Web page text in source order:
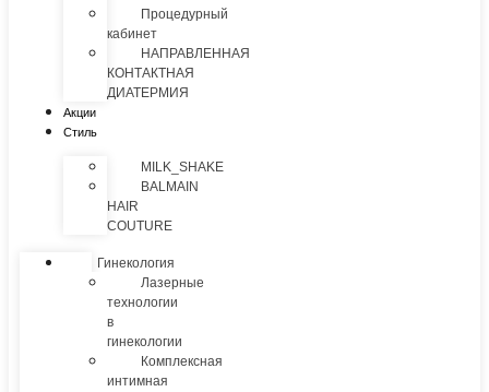
Процедурный
кабинет
НАПРАВЛЕННАЯ
КОНТАКТНАЯ
ДИАТЕРМИЯ
Акции
Стиль
MILK_SHAKE
BALMAIN
HAIR
COUTURE
Гинекология
Лазерные
технологии
в
гинекологии
Комплексная
интимная